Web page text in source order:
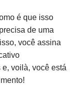
é que isso
de uma
você assina
voilà, você está